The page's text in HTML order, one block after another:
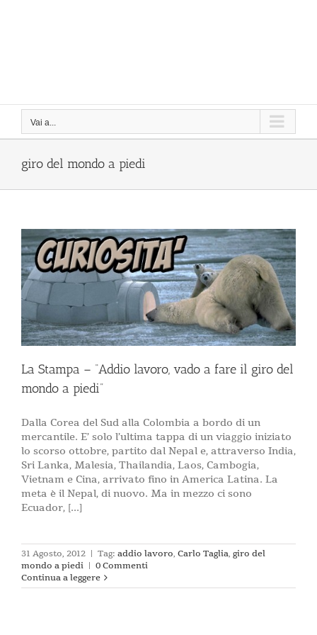
Vai a...
giro del mondo a piedi
La Stampa – “Addio lavoro, vado a fare il giro del
mondo a piedi”
Dalla Corea del Sud alla Colombia a bordo di un
mercantile. E’ solo l’ultima tappa di un viaggio iniziato
lo scorso ottobre, partito dal Nepal e, attraverso India,
Sri Lanka, Malesia, Thailandia, Laos, Cambogia,
Vietnam e Cina, arrivato fino in America Latina. La
meta è il Nepal, di nuovo. Ma in mezzo ci sono
Ecuador, [...]
31 Agosto, 2012 | Tag: addio lavoro, Carlo Taglia, giro del
mondo a piedi | 0 Commenti
Continua a leggere